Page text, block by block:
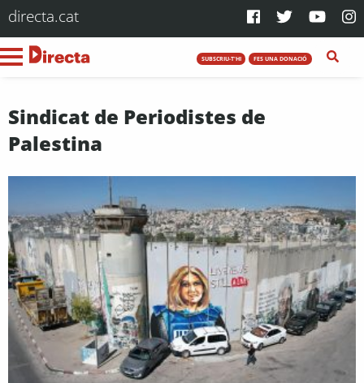
directa.cat
SUBSCRIU-T'HI FES UNA DONACIÓ
Sindicat de Periodistes de
Palestina